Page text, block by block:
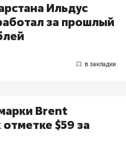
Ильдус
за прошлый
Brent
$59 за